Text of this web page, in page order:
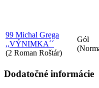
99 Michal Grega
,,VÝNIMKA´´
(2 Roman Roštár)
Gól
Dodatočné informácie